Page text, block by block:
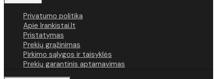
Privatumo politika
Apie Irankistai.lt
Pristatymas
Prekių grąžinimas
Pirkimo sąlygos ir taisyklės
Prekių garantinis aptarnavimas